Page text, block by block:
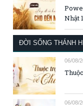
Nhật
ĐỜI SỐNG THÁNH
06/08/
06/08/